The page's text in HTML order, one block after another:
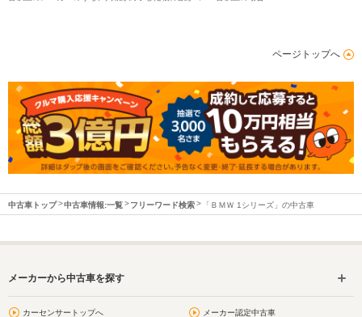
ページトップへ
中古車トップ 中古車情報:一覧 フリーワード検索 「ＢＭＷ 1シリーズ」の中古車
メーカーから中古車を探す
カーセンサートップへ メーカー認定中古車